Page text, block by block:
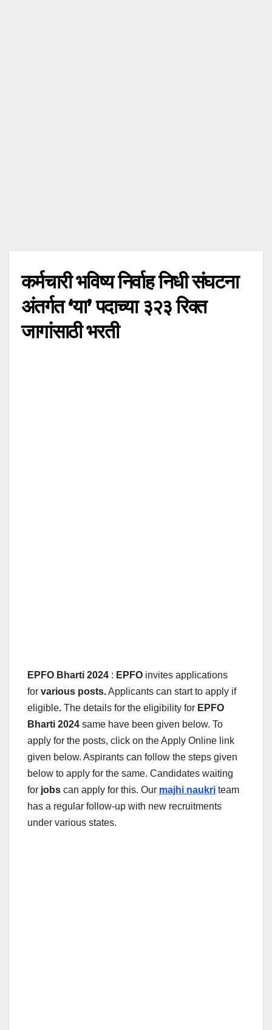
कर्मचारी भविष्य निर्वाह निधी संघटना
अंतर्गत ‘या’ पदाच्या ३२३ रिक्त
जागांसाठी भरती
EPFO Bharti 2024 : EPFO invites applications
for various posts.Applicants can start to apply if
eligible. The details for the eligibility for EPFO
Bharti 2024 same have been given below. To
apply for the posts, click on the Apply Online link
given below. Aspirants can follow the steps given
below to apply for the same. Candidates waiting
for jobs can apply for this. Our majhi naukri team
has a regular follow-up with new recruitments
under various states.